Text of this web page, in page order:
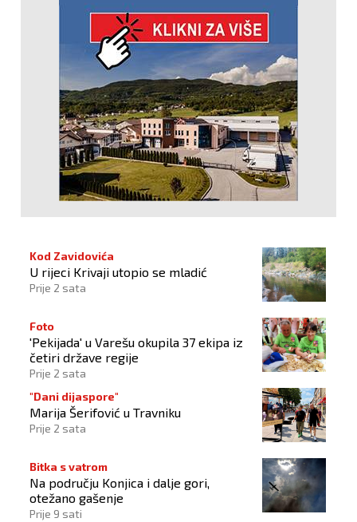
Kod Zavidovića
U rijeci Krivaji utopio se mladić
Prije 2 sata
Foto
'Pekijada' u Varešu okupila 37 ekipa iz
četiri države regije
Prije 2 sata
"Dani dijaspore"
Marija Šerifović u Travniku
Prije 2 sata
Bitka s vatrom
Na području Konjica i dalje gori,
otežano gašenje
Prije 9 sati